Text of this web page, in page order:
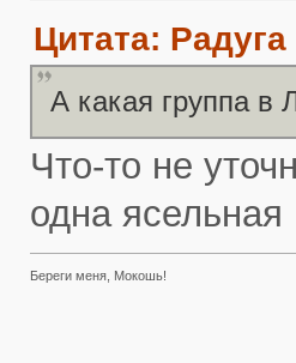
Цитата:
А какая группа
Что-то не
одна ясельная
Береги меня, Мокошь!